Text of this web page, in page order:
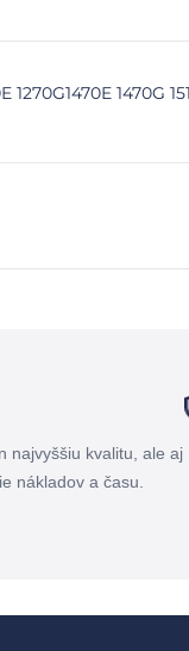
1270G1470E 1470G
najvyššiu kvalitu, ale aj
nákladov a času.